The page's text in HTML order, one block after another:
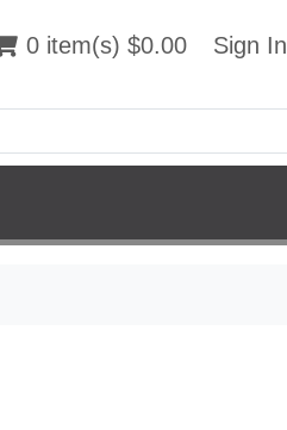
item(s) $0.00 Sign In
0 item(s) $0.00 Sign In